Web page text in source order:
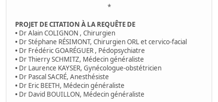
*
PROJET DE CITATION À LA REQUÊTE DE
• Dr Alain COLIGNON , Chirurgien
• Dr Stéphane RÉSIMONT, Chirurgien ORL et cervico-facial
• Dr Frédéric GOARÉGUER , Pédopsychiatre
• Dr Thierry SCHMITZ, Médecin généraliste
• Dr Laurence KAYSER, Gynécologue-obstétricien
• Dr Pascal SACRÉ, Anesthésiste
• Dr Eric BEETH, Médecin généraliste
• Dr David BOUILLON, Médecin généraliste